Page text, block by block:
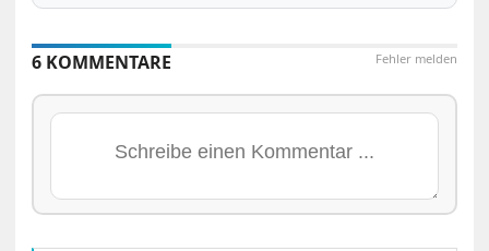
Fehler melden
6 KOMMENTARE